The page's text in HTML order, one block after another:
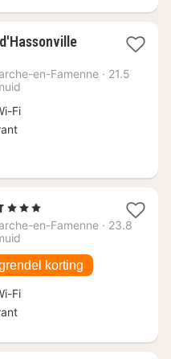
1
vanaf
en-Famenne · 21.5
Fi
1
nacht
vanaf
117,86
, 3 Sterren
en-Famenne · 23.8
korting
Fi